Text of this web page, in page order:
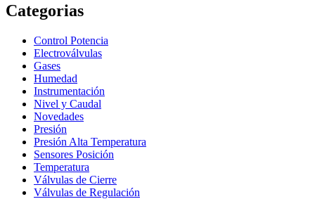
Categorias
Control Potencia
Electroválvulas
Gases
Humedad
Instrumentación
Nivel y Caudal
Novedades
Presión
Presión Alta Temperatura
Sensores Posición
Temperatura
Válvulas de Cierre
Válvulas de Regulación